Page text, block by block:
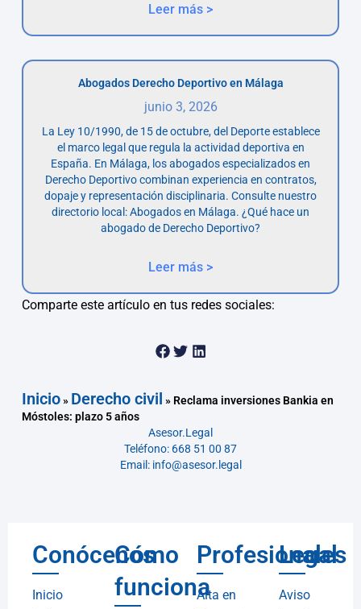
Leer más >
Abogados Derecho Deportivo en Málaga
junio 3, 2026
La Ley 10/1990, de 15 de octubre, del Deporte establece
el marco legal que regula la actividad deportiva en
España. En Málaga, los abogados especializados en
Derecho Deportivo combinan experiencia en contratos,
dopaje y representación disciplinaria. Consulte nuestro
directorio local: Abogados en Málaga. ¿Qué hace un
abogado de Derecho Deportivo?
Leer más >
Comparte este artículo en tus redes sociales:
Inicio» Derecho civil » Reclama inversiones Bankia en
Móstoles: plazo 5 años
Asesor.Legal
Teléfono: 668 51 00 87
Email: info@asesor.legal
Conócenos
Inicio
Cómo
funciona
Profesionales
Alta en
Legal
Aviso